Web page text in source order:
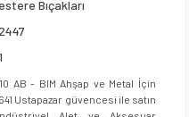
Bıçakları
AB - BIM Ahşap ve Metal İçin
Ustapazar güvencesi ile satın